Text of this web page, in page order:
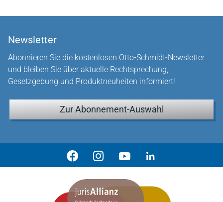
Newsletter
Abonnieren Sie die kostenlosen Otto-Schmidt-Newsletter
und bleiben Sie über aktuelle Rechtsprechung,
Gesetzgebung und Produktneuheiten informiert!
Zur Abonnement-Auswahl